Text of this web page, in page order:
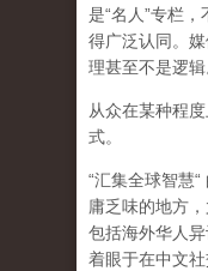
是“名人”专栏
得广泛认同。
理甚至不是逻辑
从众在某种程
式。
“汇集全球智慧
庸乏味的地方
包括海外华人异
着眼于在中文